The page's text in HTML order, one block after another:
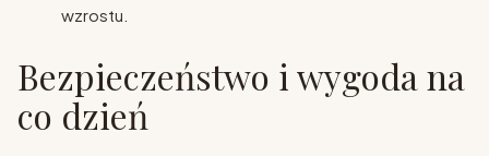
wzrostu.
Bezpieczeństwo i wygoda na
co dzień